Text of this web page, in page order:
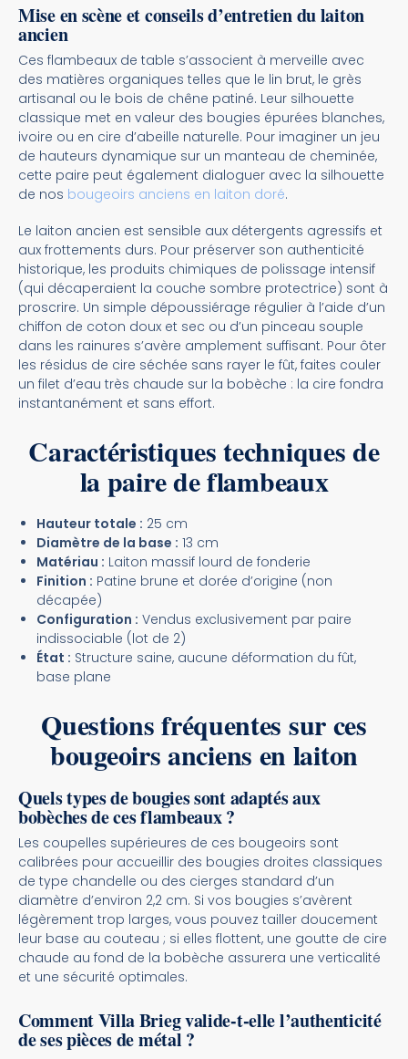
Mise en scène et conseils d’entretien du laiton
ancien
Ces flambeaux de table s’associent à merveille avec
des matières organiques telles que le lin brut, le grès
artisanal ou le bois de chêne patiné. Leur silhouette
classique met en valeur des bougies épurées blanches,
ivoire ou en cire d’abeille naturelle. Pour imaginer un jeu
de hauteurs dynamique sur un manteau de cheminée,
cette paire peut également dialoguer avec la silhouette
de nos bougeoirs anciens en laiton doré.
Le laiton ancien est sensible aux détergents agressifs et
aux frottements durs. Pour préserver son authenticité
historique, les produits chimiques de polissage intensif
(qui décaperaient la couche sombre protectrice) sont à
proscrire. Un simple dépoussiérage régulier à l’aide d’un
chiffon de coton doux et sec ou d’un pinceau souple
dans les rainures s’avère amplement suffisant. Pour ôter
les résidus de cire séchée sans rayer le fût, faites couler
un filet d’eau très chaude sur la bobèche : la cire fondra
instantanément et sans effort.
Caractéristiques techniques de
la paire de flambeaux
Hauteur totale : 25 cm
Diamètre de la base : 13 cm
Matériau : Laiton massif lourd de fonderie
Finition : Patine brune et dorée d’origine (non
décapée)
Configuration : Vendus exclusivement par paire
indissociable (lot de 2)
État : Structure saine, aucune déformation du fût,
base plane
Questions fréquentes sur ces
bougeoirs anciens en laiton
Quels types de bougies sont adaptés aux
bobèches de ces flambeaux ?
Les coupelles supérieures de ces bougeoirs sont
calibrées pour accueillir des bougies droites classiques
de type chandelle ou des cierges standard d’un
diamètre d’environ 2,2 cm. Si vos bougies s’avèrent
légèrement trop larges, vous pouvez tailler doucement
leur base au couteau ; si elles flottent, une goutte de cire
chaude au fond de la bobèche assurera une verticalité
et une sécurité optimales.
Comment Villa Brieg valide-t-elle l’authenticité
de ses pièces de métal ?